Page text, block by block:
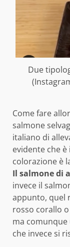
Due
Come fare
salmone
italiano di
evidente che
colorazione è
Il salmone di
invece il
appunto, quel
rosso corallo
ma
che invece si